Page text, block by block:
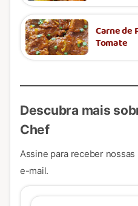
Carne de
Tomate
Descubra mais
Chef
Assine para receber
e-mail.